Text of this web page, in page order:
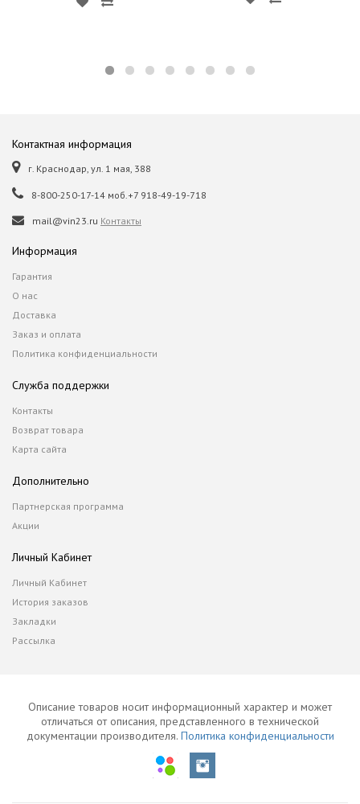
Контактная информация
г. Краснодар, ул. 1 мая, 388
8-800-250-17-14 моб.+7 918-49-19-718
mail@vin23.ru Контакты
Информация
Гарантия
О нас
Доставка
Заказ и оплата
Политика конфиденциальности
Служба поддержки
Контакты
Возврат товара
Карта сайта
Дополнительно
Партнерская программа
Акции
Личный Кабинет
Личный Кабинет
История заказов
Закладки
Рассылка
Описание товаров носит информационный характер и может
отличаться от описания, представленного в технической
документации производителя. Политика конфиденциальности